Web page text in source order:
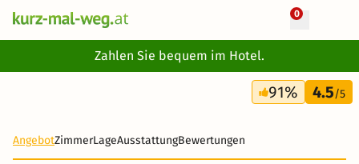
0
Zahlen Sie bequem im Hotel.
3 Tage
194 €
91% 4.5/5
AngebotZimmerLageAusstattungBewertungen